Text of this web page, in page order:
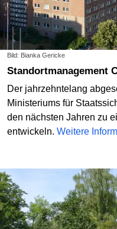
Bild: Bianka Gericke
Standortmanagement
Der jahrzehntelang
Ministeriums für
den nächsten Jahren zu
entwickeln. Weitere